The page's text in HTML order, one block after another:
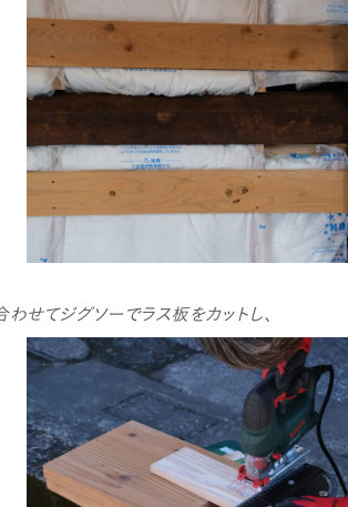
せてジグソーでラス板をカットし、